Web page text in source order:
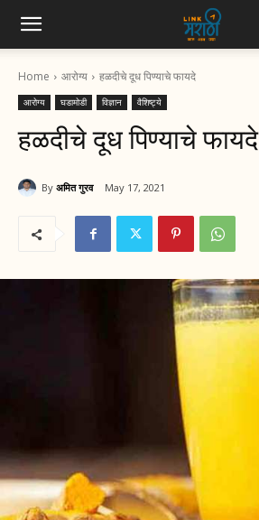
Home आरोग्य हळदीचे दूध पिण्याचे फायदे
आरोग्य घडामोडी विज्ञान वैशिष्ट्ये
हळदीचे दूध पिण्याचे फायदे
By अमित गुरव May 17, 2021